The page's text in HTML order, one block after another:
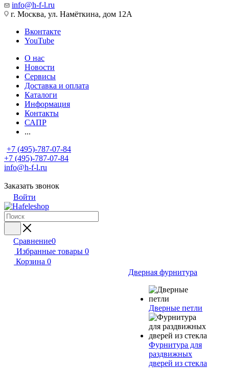
info@h-f-l.ru
г. Москва, ул. Намёткина, дом 12А
Вконтакте
YouTube
О нас
Новости
Сервисы
Доставка и оплата
Каталоги
Информация
Контакты
САПР
...
+7 (495)-787-07-84
+7 (495)-787-07-84
info@h-f-l.ru
Заказать звонок
Войти
Сравнение0
Избранные товары 0
Корзина 0
Дверная фурнитура
Дверные петли
Фурнитура для
раздвижных
дверей из стекла